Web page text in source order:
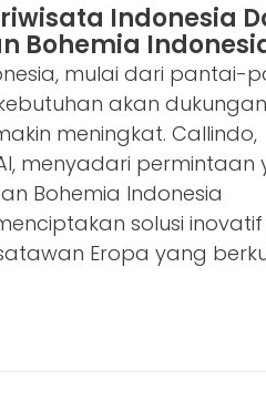
Indonesia
Bohemia
mulai dari pantai-
akan
meningkat. Callindo,
menyadari permintaan
Bohemia Indonesia
solusi
Eropa yang